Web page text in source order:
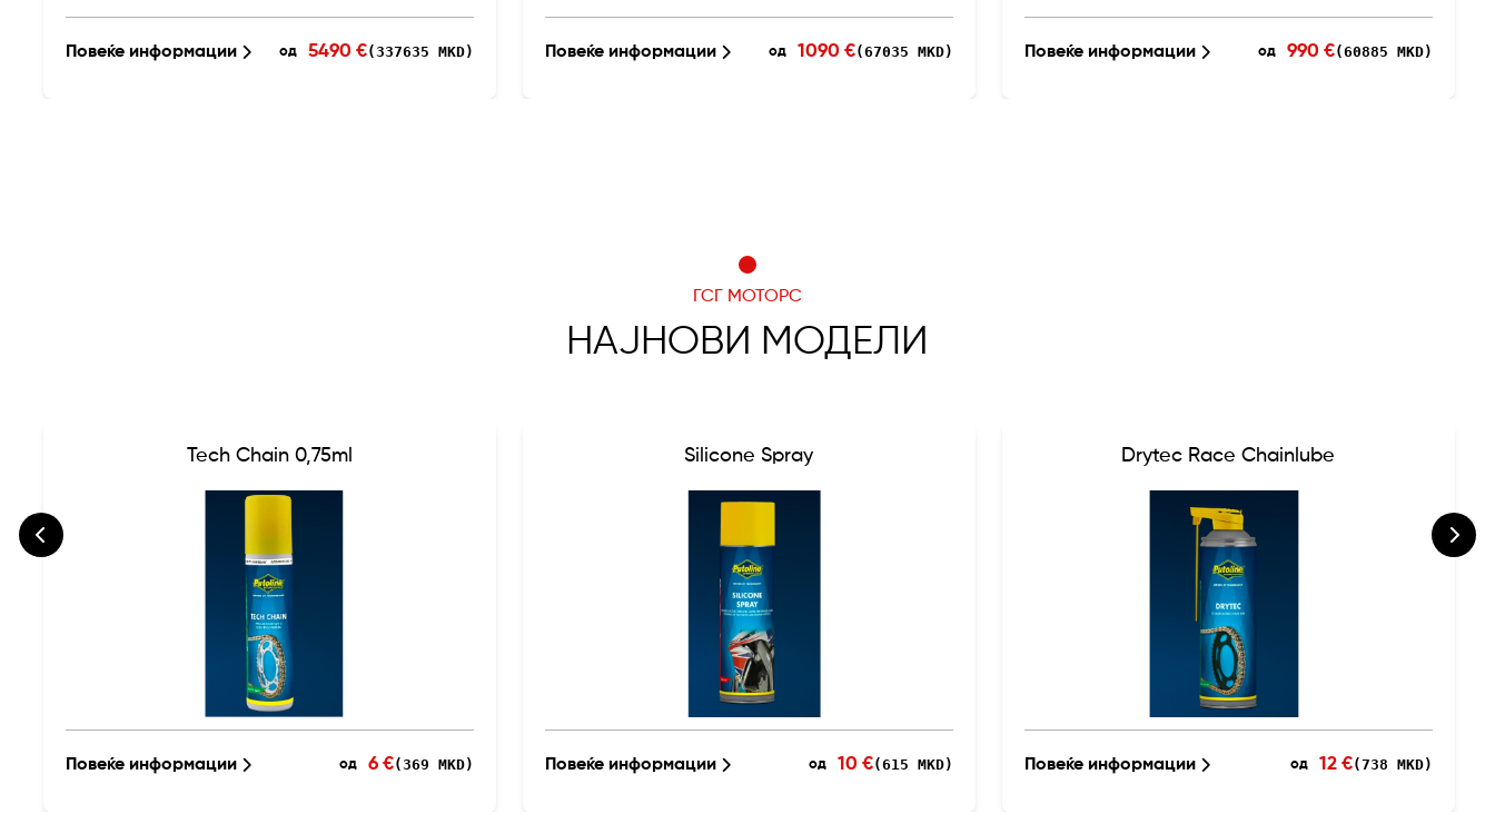
Повеќе информации од 5490 €(337635 MKD) Повеќе информации од 1090 €(67035 MKD) Повеќе информации од 990 €(60885 MKD)
ГСГ МОТОРС
НАЈНОВИ МОДЕЛИ
Tech Chain 0,75ml
Повеќе информации од 6 €(369 MKD)
Silicone Spray
Повеќе информации од 10 €(615 MKD)
Drytec Race Chainlube
Повеќе информации од 12 €(738 MKD)